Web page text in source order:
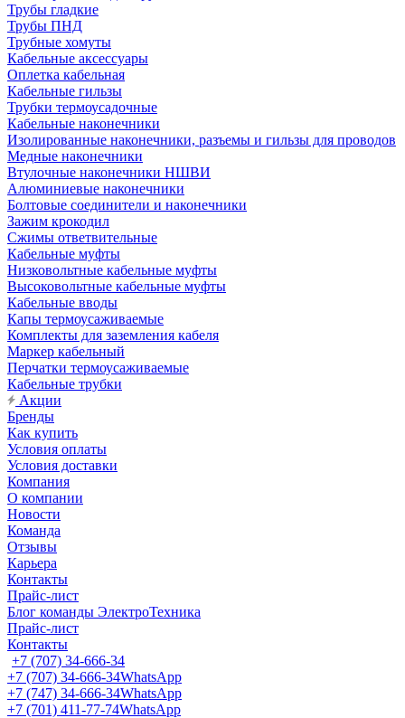
Трубы гладкие
Трубы ПНД
Трубные хомуты
Кабельные аксессуары
Оплетка кабельная
Кабельные гильзы
Трубки термоусадочные
Кабельные наконечники
Изолированные наконечники, разъемы и гильзы для проводов
Медные наконечники
Втулочные наконечники НШВИ
Алюминиевые наконечники
Болтовые соединители и наконечники
Зажим крокодил
Сжимы ответвительные
Кабельные муфты
Низковольтные кабельные муфты
Высоковольтные кабельные муфты
Кабельные вводы
Капы термоусаживаемые
Комплекты для заземления кабеля
Маркер кабельный
Перчатки термоусаживаемые
Кабельные трубки
Акции
Бренды
Как купить
Условия оплаты
Условия доставки
Компания
О компании
Новости
Команда
Отзывы
Карьера
Контакты
Прайс-лист
Блог команды ЭлектроТехника
Прайс-лист
Контакты
+7 (707) 34-666-34
+7 (707) 34-666-34WhatsApp
+7 (747) 34-666-34WhatsApp
+7 (701) 411-77-74WhatsApp